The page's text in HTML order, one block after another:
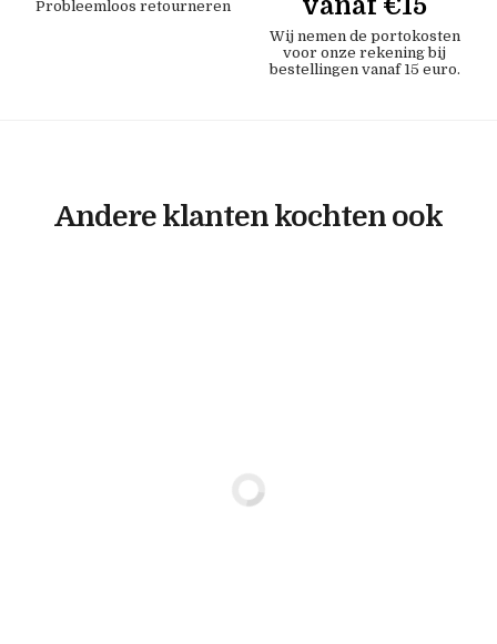
Probleemloos retourneren
Wij nemen de portokosten
voor onze rekening bij
bestellingen vanaf 15 euro.
Andere klanten kochten ook